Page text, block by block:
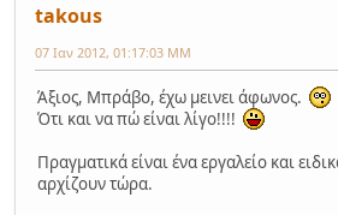
takous
07 Ιαν 2012, 01:17:03 ΜΜ
Άξιος, Μπράβο, έχω μεινει άφωνος.
Ότι και να πώ είναι λίγο!!!!
Πραγματικά είναι ένα εργαλείο και
αρχίζουν τώρα.